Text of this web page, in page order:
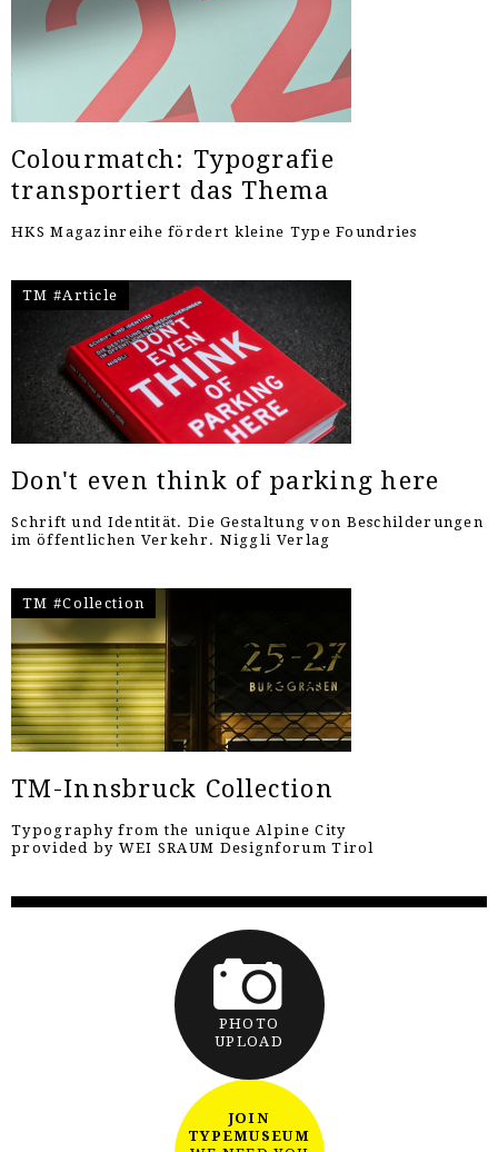
Colourmatch: Typografie
transportiert das Thema
HKS Magazinreihe fördert kleine Type Foundries
TM #Article
Don't even think of parking here
Schrift und Identität. Die Gestaltung von Beschilderungen
im öffentlichen Verkehr. Niggli Verlag
TM #Collection
TM-Innsbruck Collection
Typography from the unique Alpine City
provided by WEI SRAUM Designforum Tirol
PHOTO
UPLOAD
JOIN
TYPEMUSEUM